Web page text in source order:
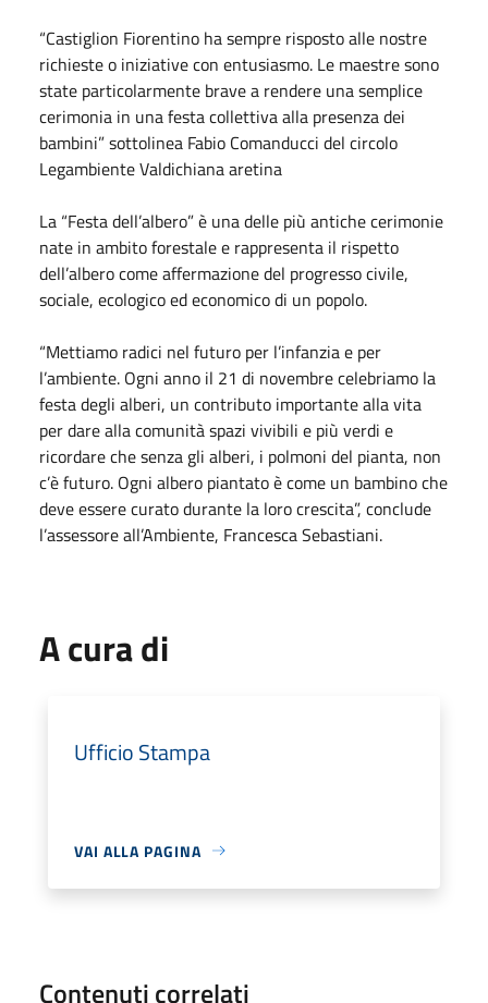
“Castiglion Fiorentino ha sempre risposto alle nostre
richieste o iniziative con entusiasmo. Le maestre sono
state particolarmente brave a rendere una semplice
cerimonia in una festa collettiva alla presenza dei
bambini” sottolinea Fabio Comanducci del circolo
Legambiente Valdichiana aretina
La “Festa dell’albero” è una delle più antiche cerimonie
nate in ambito forestale e rappresenta il rispetto
dell’albero come affermazione del progresso civile,
sociale, ecologico ed economico di un popolo.
“Mettiamo radici nel futuro per l’infanzia e per
l’ambiente. Ogni anno il 21 di novembre celebriamo la
festa degli alberi, un contributo importante alla vita
per dare alla comunità spazi vivibili e più verdi e
ricordare che senza gli alberi, i polmoni del pianta, non
c’è futuro. Ogni albero piantato è come un bambino che
deve essere curato durante la loro crescita”, conclude
l’assessore all’Ambiente, Francesca Sebastiani.
A cura di
Ufficio Stampa
VAI ALLA PAGINA
Contenuti correlati